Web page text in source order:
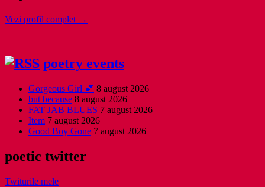
Vezi profil complet →
poetry events
Gorgeous Girl 💕 8 august 2026
but because 8 august 2026
FAT JAB BLUES 7 august 2026
Item 7 august 2026
Good Boy Gone 7 august 2026
poetic twitter
Twiturile mele